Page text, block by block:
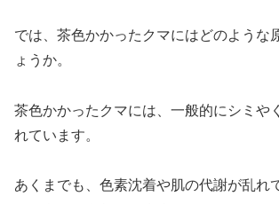
では、茶色かかったクマにはどのような
ょうか。
茶色かかったクマには、一般的にシミや
れています。
あくまでも、色素沈着や肌の代謝が乱れ